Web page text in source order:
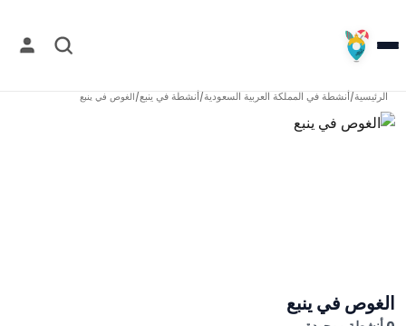
الرئيسية/أنشطة في المملكة العربية السعودية/أنشطة في ينبع/الغوص في ينبع
الغوص في ينبع